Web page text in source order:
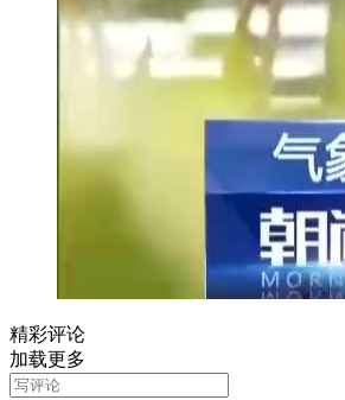
精彩评论
加载更多